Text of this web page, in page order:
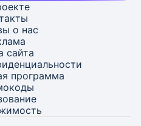
о нас
сайта
программа